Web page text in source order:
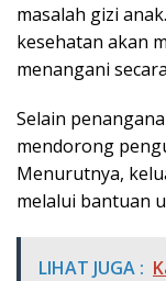
masalah gizi
kesehatan akan
menangani
Selain
mendorong
Menurutnya,
melalui bantuan
LIHAT JUGA :